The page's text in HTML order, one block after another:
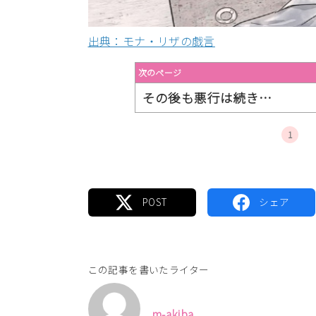
出典：モナ・リザの戯言
次のページ
その後も悪行は続き…
1
この記事を書いたライター